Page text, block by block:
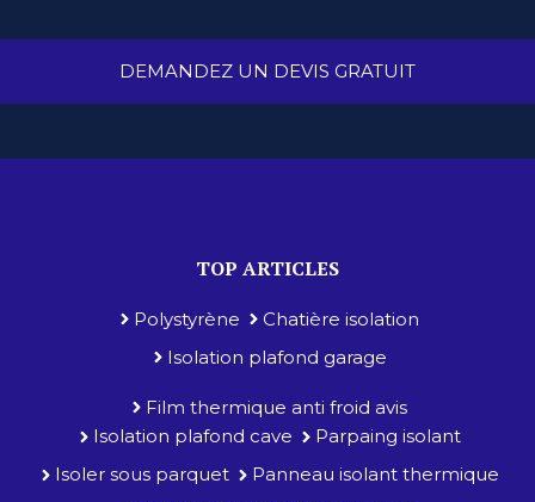
DEMANDEZ UN DEVIS GRATUIT
TOP ARTICLES
Polystyrène
Chatière isolation
Isolation plafond garage
Film thermique anti froid avis
Isolation plafond cave
Parpaing isolant
Isoler sous parquet
Panneau isolant thermique